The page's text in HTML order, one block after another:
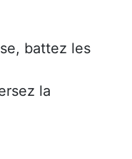
battez les
la